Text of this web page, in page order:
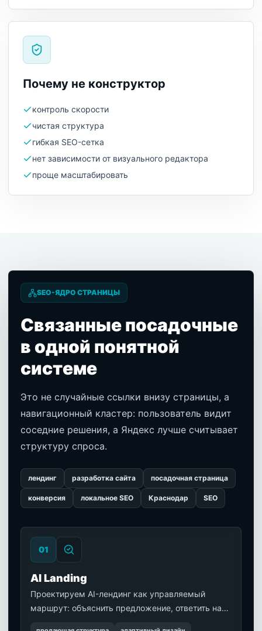
Почему не конструктор
контроль скорости
чистая структура
гибкая SEO-сетка
нет зависимости от визуального редактора
проще масштабировать
SEO-ЯДРО СТРАНИЦЫ
Связанные посадочные
в одной понятной
системе
Это не случайные ссылки внизу страницы, а
навигационный кластер: пользователь видит
соседние решения, а Яндекс лучше считывает
структуру спроса.
лендинг разработка сайта посадочная страница
конверсия локальное SEO Краснодар SEO
01
AI Landing
Проектируем AI-лендинг как управляемый
маршрут: объяснить предложение, ответить на